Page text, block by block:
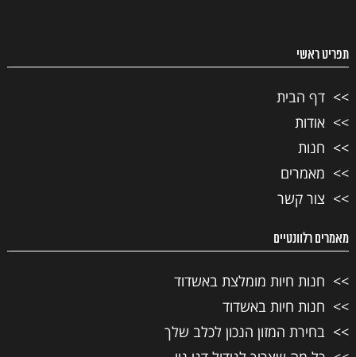
תפריט ראשי
דף הבית
אודות
חנות
מאמרים
צור קשר
מאמרים רלוונטיים
חנות חיות מומלצת באשדוד
חנות חיות באשדוד
בחירת המזון הנכון לכלב שלך